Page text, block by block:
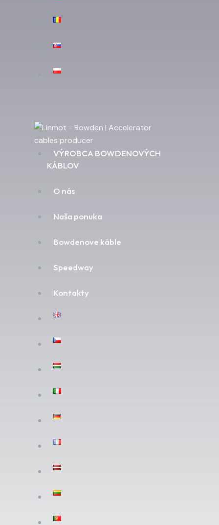
VÝROBCA BOWDENOVÝCH
KÁBLOV
O nás
Naša ponuka
Bowdenove káble
Speedway
Kontakty